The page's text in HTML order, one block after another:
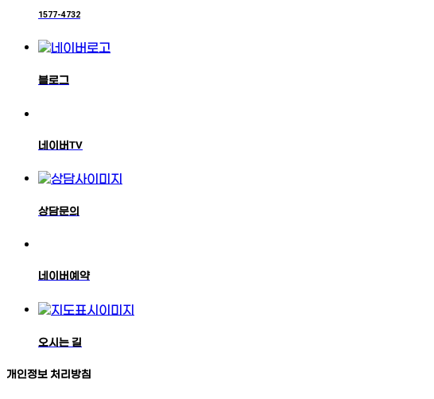
1577-4732
블로그
네이버TV
상담문의
네이버예약
오시는 길
개인정보 처리방침